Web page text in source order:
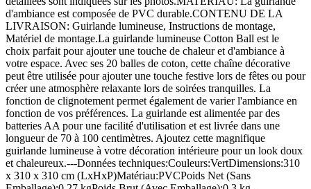
d'ambiance est composée de PVC durable.CONTENU DE LA
LIVRAISON: Guirlande lumineuse, Instructions de montage,
Matériel de montage.La guirlande lumineuse Cotton Ball est le
choix parfait pour ajouter une touche de chaleur et d'ambiance à
votre espace. Avec ses 20 balles de coton, cette chaîne décorative
peut être utilisée pour ajouter une touche festive lors de fêtes ou pour
créer une atmosphère relaxante lors de soirées tranquilles. La
fonction de clignotement permet également de varier l'ambiance en
fonction de vos préférences. La guirlande est alimentée par des
batteries AA pour une facilité d'utilisation et est livrée dans une
longueur de 70 à 100 centimètres. Ajoutez cette magnifique
guirlande lumineuse à votre décoration intérieure pour un look doux
et chaleureux.---Données techniques:Couleurs:VertDimensions:310
x 310 x 310 cm (LxHxP)Matériau:PVCPoids Net (Sans